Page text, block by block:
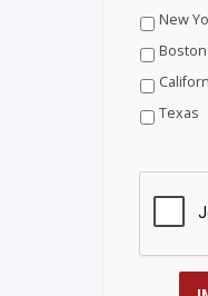
New
Boston
Texas